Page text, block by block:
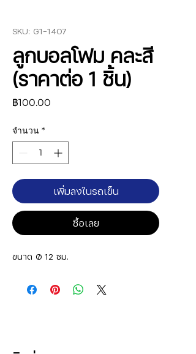
SKU: G1-1407
ลูกบอลโฟม คละสี
(ราคาต่อ 1 ชิ้น)
฿100.00
จำนวน *
เพิ่มลงในรถเข็น
ซื้อเลย
ขนาด Ø 12 ซม.